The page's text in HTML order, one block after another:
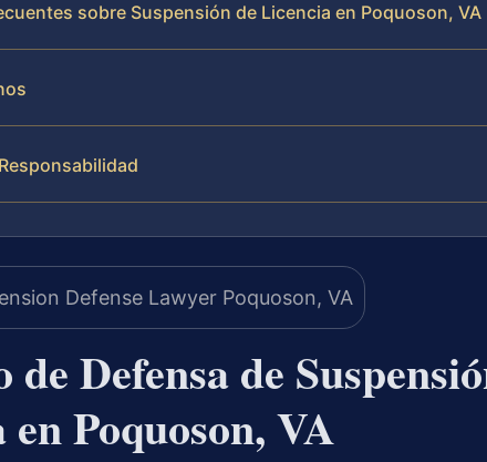
sobre Suspensión de Licencia en Poquoson, VA
de Defensa de
Poquoson, VA